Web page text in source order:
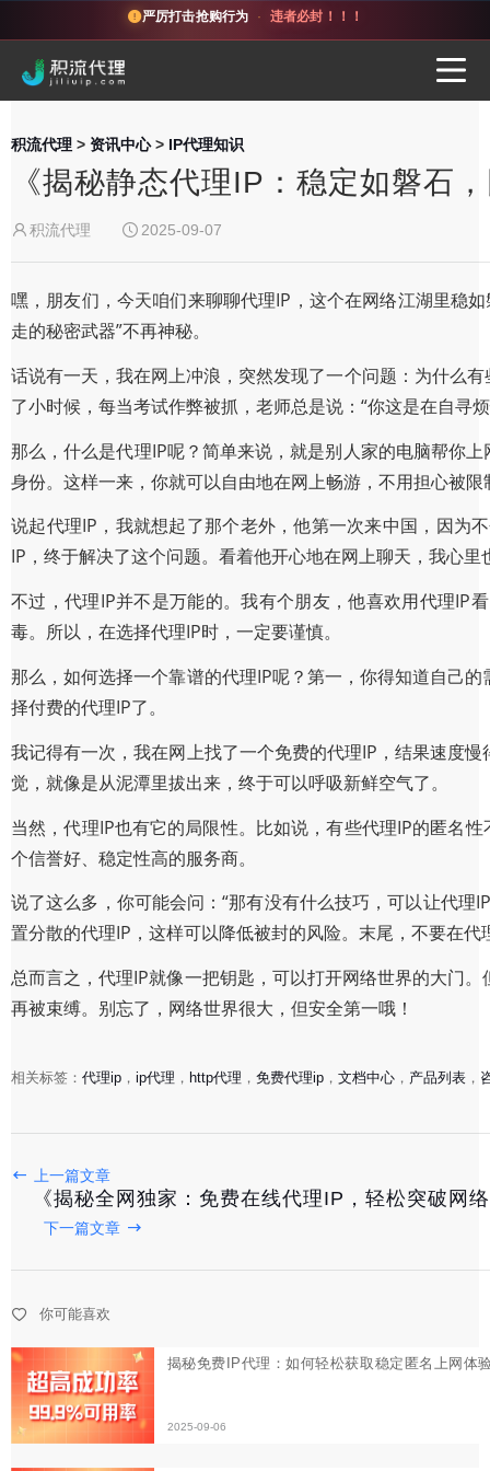
严厉打击抢购行为 · 违者必封！！！
积流代理 > 资讯中心> IP代理知识
《揭秘静态代理IP：稳定如磐石
积流代理 2025-09-07
嘿，朋友们，今天咱们来聊聊代理IP，这个在网络江湖里稳
走的秘密武器”不再神秘。
话说有一天，我在网上冲浪，突然发现了一个问题：为什么
了小时候，每当考试作弊被抓，老师总是说：“你这是在自寻
那么，什么是代理IP呢？简单来说，就是别人家的电脑帮你
身份。这样一来，你就可以自由地在网上畅游，不用担心被
说起代理IP，我就想起了那个老外，他第一次来中国，因为
IP，终于解决了这个问题。看着他开心地在网上聊天，我心里
不过，代理IP并不是万能的。我有个朋友，他喜欢用代理IP
毒。所以，在选择代理IP时，一定要谨慎。
那么，如何选择一个靠谱的代理IP呢？第一，你得知道自己
择付费的代理IP了。
我记得有一次，我在网上找了一个免费的代理IP，结果速度
觉，就像是从泥潭里拔出来，终于可以呼吸新鲜空气了。
当然，代理IP也有它的局限性。比如说，有些代理IP的匿名
个信誉好、稳定性高的服务商。
说了这么多，你可能会问：“那有没有什么技巧，可以让代
置分散的代理IP，这样可以降低被封的风险。末尾，不要在
总而言之，代理IP就像一把钥匙，可以打开网络世界的大门
再被束缚。别忘了，网络世界很大，但安全第一哦！
相关标签： 代理ip ， ip代理 ， http代理 ， 免费代理ip ， 文档中心 ， 产品列表 ，
上一篇文章
《揭秘全网独家：免费在线代理IP，轻松突破网
下一篇文章
你可能喜欢
2025-09-06
《揭秘静态代理IP：隐藏在互联网背后的神秘使者》